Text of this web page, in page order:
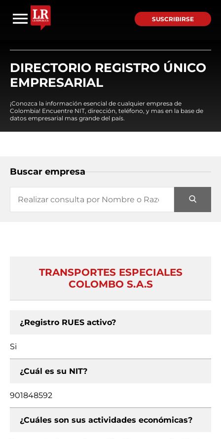
SUSCRIBIRSE
DIRECTORIO REGISTRO ÚNICO
EMPRESARIAL
¡Conozca la información esencial de cualquier empresa de
Colombia! Encuentre NIT, dirección, teléfono, y mas en la base de
datos empresarial mas grande del país.
Buscar empresa
TRANSPORTES ESPECIALES
COLOMBO S.A.S
¿Registro RUES activo?
Si
¿Cuál es su NIT?
901848592
¿Cuáles son sus actividades económicas?